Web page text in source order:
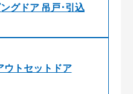
グドア 吊戸･引込
トセットドア